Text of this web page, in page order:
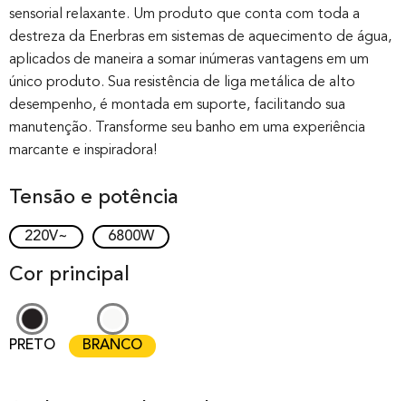
sensorial relaxante. Um produto que conta com toda a
destreza da Enerbras em sistemas de aquecimento de água,
aplicados de maneira a somar inúmeras vantagens em um
único produto. Sua resistência de liga metálica de alto
desempenho, é montada em suporte, facilitando sua
manutenção. Transforme seu banho em uma experiência
marcante e inspiradora!
Tensão e potência
220V~ 6800W
Cor principal
PRETO BRANCO